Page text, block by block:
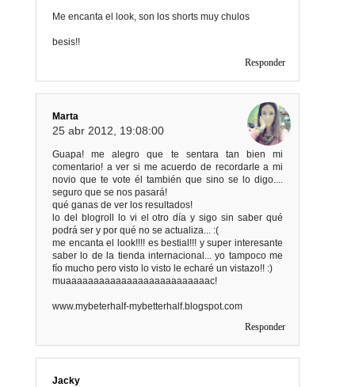
Me encanta el look, son los shorts muy chulos
besis!!
Responder
Marta
25 abr 2012, 19:08:00
Guapa! me alegro que te sentara tan bien mi
comentario! a ver si me acuerdo de recordarle a mi
novio que te vote él también que sino se lo digo....
seguro que se nos pasará!
qué ganas de ver los resultados!
lo del blogroll lo vi el otro día y sigo sin saber qué
podrá ser y por qué no se actualiza... :(
me encanta el look!!!! es bestial!!! y super interesante
saber lo de la tienda internacional... yo tampoco me
fío mucho pero visto lo visto le echaré un vistazo!! :)
muaaaaaaaaaaaaaaaaaaaaaaaaaac!
www.mybeterhalf-mybetterhalf.blogspot.com
Responder
Jacky